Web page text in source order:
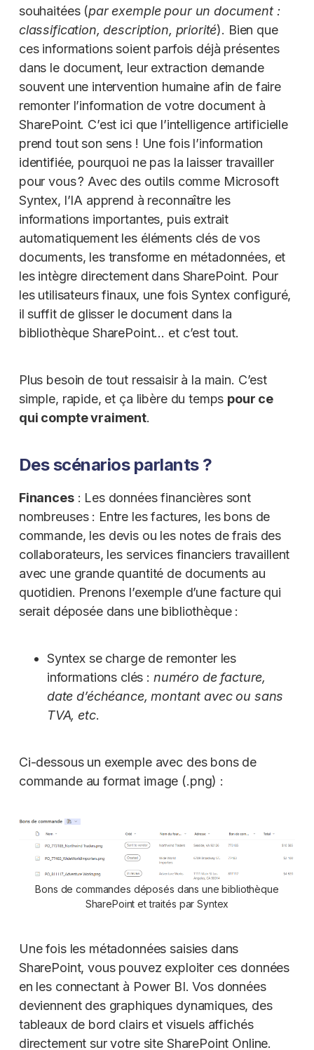
souhaitées (par exemple pour un document :
classification, description, priorité). Bien que
ces informations soient parfois déjà présentes
dans le document, leur extraction demande
souvent une intervention humaine afin de faire
remonter l’information de votre document à
SharePoint. C’est ici que l’intelligence artificielle
prend tout son sens ! Une fois l’information
identifiée, pourquoi ne pas la laisser travailler
pour vous ? Avec des outils comme Microsoft
Syntex, l’IA apprend à reconnaître les
informations importantes, puis extrait
automatiquement les éléments clés de vos
documents, les transforme en métadonnées, et
les intègre directement dans SharePoint. Pour
les utilisateurs finaux, une fois Syntex configuré,
il suffit de glisser le document dans la
bibliothèque SharePoint… et c’est tout.
Plus besoin de tout ressaisir à la main. C’est
simple, rapide, et ça libère du temps pour ce
qui compte vraiment.
Des scénarios parlants ?
Finances: Les données financières sont
nombreuses : Entre les factures, les bons de
commande, les devis ou les notes de frais des
collaborateurs, les services financiers travaillent
avec une grande quantité de documents au
quotidien. Prenons l’exemple d’une facture qui
serait déposée dans une bibliothèque :
Syntex se charge de remonter les
informations clés : numéro de facture,
date d’échéance, montant avec ou sans
TVA, etc.
Ci-dessous un exemple avec des bons de
commande au format image (.png) :
Bons de commandes déposés dans une bibliothèque
SharePoint et traités par Syntex
Une fois les métadonnées saisies dans
SharePoint, vous pouvez exploiter ces données
en les connectant à Power BI. Vos données
deviennent des graphiques dynamiques, des
tableaux de bord clairs et visuels affichés
directement sur votre site SharePoint Online.